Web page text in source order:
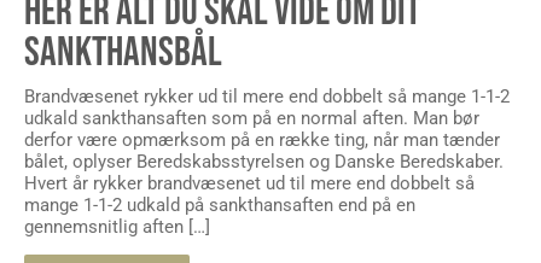
HER ER ALT DU SKAL VIDE OM DIT
SANKTHANSBÅL
Brandvæsenet rykker ud til mere end dobbelt så mange 1-1-2
udkald sankthansaften som på en normal aften. Man bør
derfor være opmærksom på en række ting, når man tænder
bålet, oplyser Beredskabsstyrelsen og Danske Beredskaber.
Hvert år rykker brandvæsenet ud til mere end dobbelt så
mange 1-1-2 udkald på sankthansaften end på en
gennemsnitlig aften […]